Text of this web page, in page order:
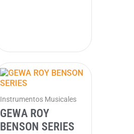
Instrumentos Musicales
GEWA ROY
BENSON SERIES